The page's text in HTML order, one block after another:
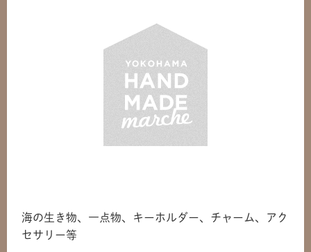
海の生き物、一点物、キーホルダー、チャーム、アク
セサリー等